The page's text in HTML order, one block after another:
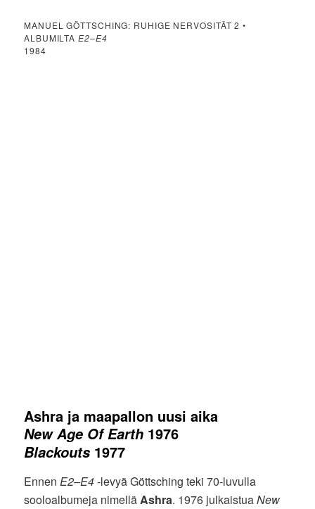
MANUEL GÖTTSCHING: RUHIGE NERVOSITÄT 2 •
ALBUMILTAE2–E4
1984
Ashra ja maapallon uusi aika
New Age Of Earth 1976
Blackouts 1977
EnnenE2–E4-levyä Göttsching teki 70-luvulla
sooloalbumeja nimelläAshra. 1976 julkaistuaNew